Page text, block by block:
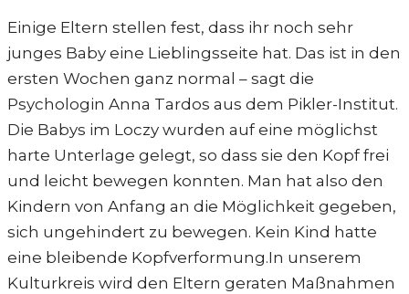
Einige Eltern stellen fest, dass ihr noch sehr
junges Baby eine Lieblingsseite hat. Das ist in den
ersten Wochen ganz normal – sagt die
Psychologin Anna Tardos aus dem Pikler-Institut.
Die Babys im Loczy wurden auf eine möglichst
harte Unterlage gelegt, so dass sie den Kopf frei
und leicht bewegen konnten. Man hat also den
Kindern von Anfang an die Möglichkeit gegeben,
sich ungehindert zu bewegen. Kein Kind hatte
eine bleibende Kopfverformung.In unserem
Kulturkreis wird den Eltern geraten Maßnahmen